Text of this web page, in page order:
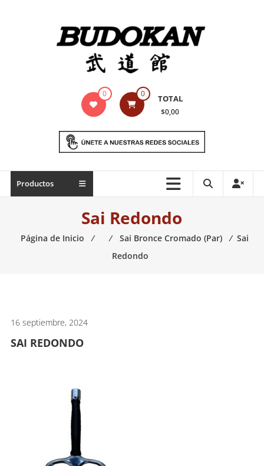
Indumentaria
marciales
Todo
necesario
0 0 TOTAL
$0,00
Productos
Sai Redondo
Página de Inicio ⁄ ⁄ Sai Bronce Cromado (Par) ⁄ Sai
Redondo
16 septiembre, 2024
SAI REDONDO